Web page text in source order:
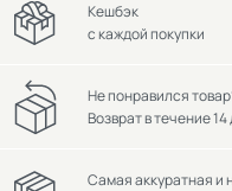
Кешбэк
с каждой покупки
Не понравился
Возврат в течение
Самая аккуратная и